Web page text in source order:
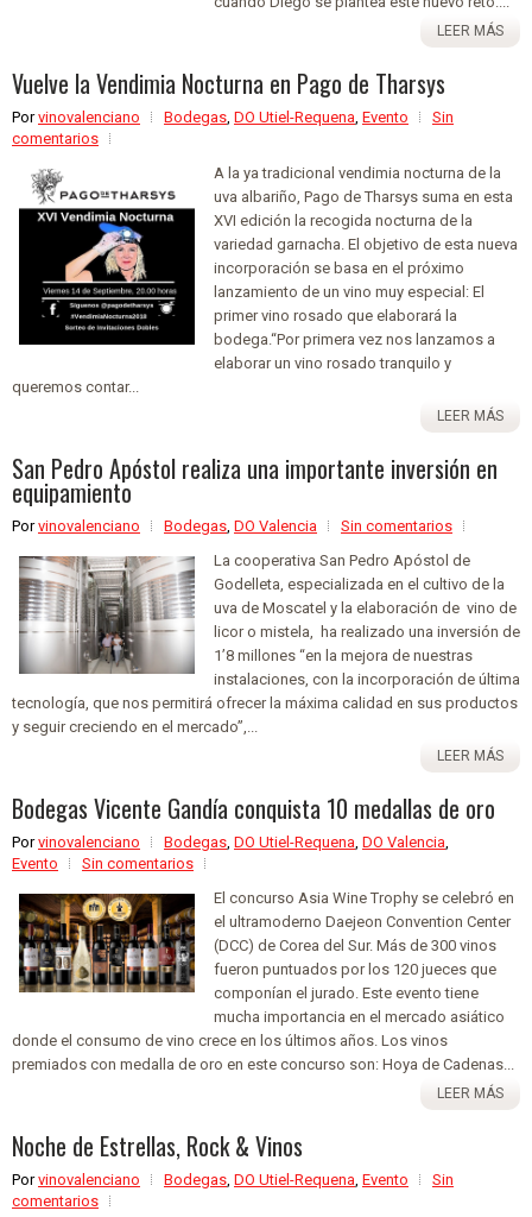
LEER MÁS
Vuelve la Vendimia Nocturna en Pago de Tharsys
Porvinovalenciano Bodegas, DO Utiel-Requena, Evento
Sin
comentarios
A la ya tradicional vendimia nocturna de la
uva albariño, Pago de Tharsys suma en esta
XVI edición la recogida nocturna de la
variedad garnacha. El objetivo de esta nueva
incorporación se basa en el próximo
lanzamiento de un vino muy especial: El
primer vino rosado que elaborará la
bodega.“Por primera vez nos lanzamos a
elaborar un vino rosado tranquilo y
queremos contar...
LEER MÁS
San Pedro Apóstol realiza una importante inversión en
equipamiento
Porvinovalenciano Bodegas, DO Valencia
Sin comentarios
La cooperativa San Pedro Apóstol de
Godelleta, especializada en el cultivo de la
uva de Moscatel y la elaboración de vino de
licor o mistela, ha realizado una inversión de
1’8 millones “en la mejora de nuestras
instalaciones, con la incorporación de última
tecnología, que nos permitirá ofrecer la máxima calidad en sus productos
y seguir creciendo en el mercado”,...
LEER MÁS
Bodegas Vicente Gandía conquista 10 medallas de oro
Porvinovalenciano Bodegas, DO Utiel-Requena, DO Valencia,
Evento
Sin comentarios
El concurso Asia Wine Trophy se celebró en
el ultramoderno Daejeon Convention Center
(DCC) de Corea del Sur. Más de 300 vinos
fueron puntuados por los 120 jueces que
componían el jurado. Este evento tiene
mucha importancia en el mercado asiático
donde el consumo de vino crece en los últimos años. Los vinos
premiados con medalla de oro en este concurso son: Hoya de Cadenas...
LEER MÁS
Noche de Estrellas, Rock & Vinos
Porvinovalenciano Bodegas, DO Utiel-Requena, Evento
Sin
comentarios